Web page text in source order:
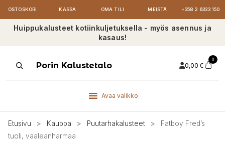
OSTOSKORI KASSA OMA TILI MEISTÄ +358 2 6333 150
Huippukalusteet kotiinkuljetuksella - myös asennus ja
kasaus!
ProductsPorin Kalustetalo 0,00 €
0
Avaa valikko
Etusivu > Kauppa > Puutarhakalusteet >
Fatboy Fred’s
tuoli, vaaleanharmaa